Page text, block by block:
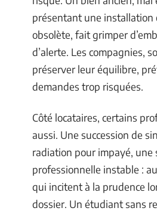
présentant une installation
obsolète, fait grimper
d’alerte. Les compagnies,
préserver leur équilibre,
demandes trop risquées.
Côté locataires, certains
aussi. Une succession de
radiation pour impayé, une
professionnelle instable :
qui incitent à la prudence
dossier. Un étudiant sans